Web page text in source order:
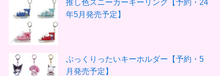
推し色スニーカーキーリング【予約・24
年5月発売予定】
ぷっくりったいキーホルダー【予約・5
月発売予定】